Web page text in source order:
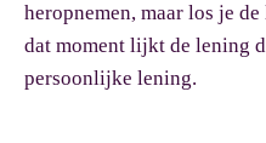
heropnemen, maar los je
dat moment lijkt de lening
persoonlijke lening.